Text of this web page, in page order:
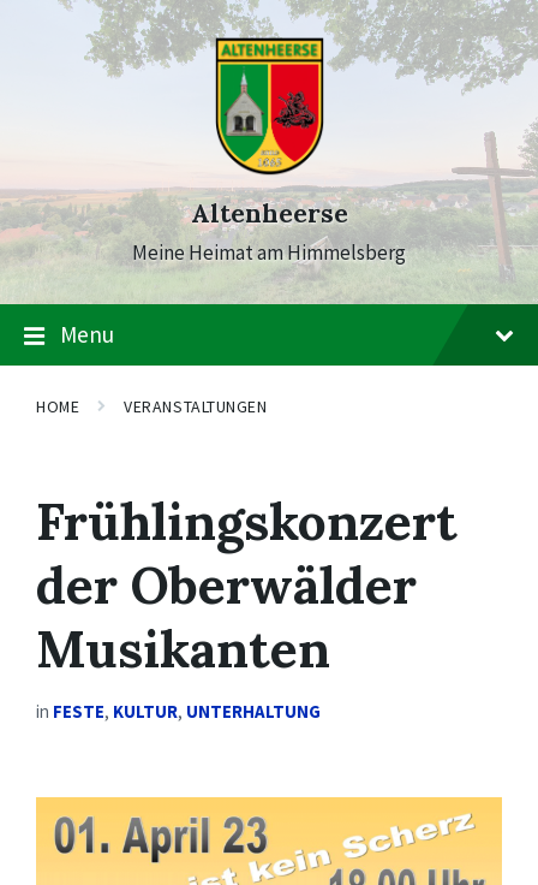
Altenheerse
Meine Heimat am Himmelsberg
Menu
HOME VERANSTALTUNGEN
Frühlingskonzert
der Oberwälder
Musikanten
in FESTE, KULTUR, UNTERHALTUNG